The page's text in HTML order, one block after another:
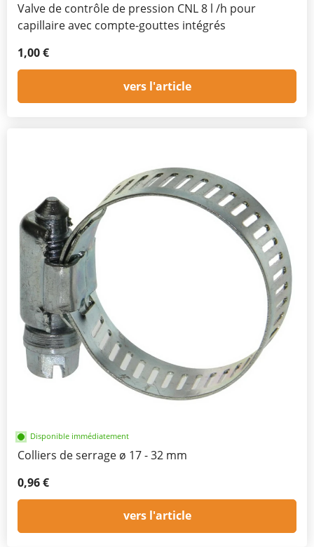
Valve de contrôle de pression CNL 8 l /h pour
capillaire avec compte-gouttes intégrés
1,00 €
vers l'article
Disponible immédiatement
Colliers de serrage ø 17 - 32 mm
0,96 €
vers l'article